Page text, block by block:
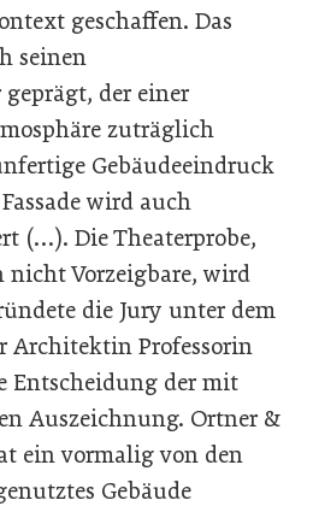
geschaffen. Das
seinen
der einer
zuträglich
Gebäudeeindruck
wird auch
(…). Die Theaterprobe,
nicht Vorzeigbare, wird
die Jury unter dem
Architektin Professorin
Entscheidung der mit
Auszeichnung. Ortner &
ein vormalig von den
Gebäude